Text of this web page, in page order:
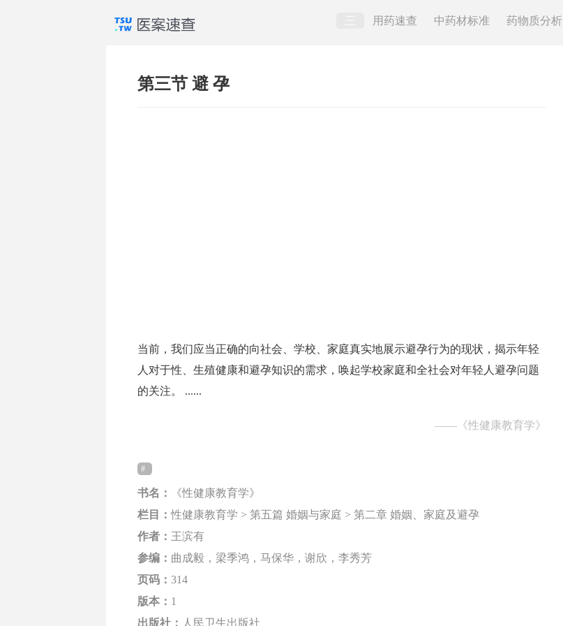
用药速查 中药材标准 药物质分析
第三节 避 孕
当前，我们应当正确的向社会、学校、家庭真实地展示避孕行为的现状，揭示年轻
人对于性、生殖健康和避孕知识的需求，唤起学校家庭和全社会对年轻人避孕问题
的关注。 ......
—— 《性健康教育学》
书名：
《性健康教育学》
栏目：性健康教育学 > 第五篇 婚姻与家庭 > 第二章 婚姻、家庭及避孕
作者： 王滨有
参编： 曲成毅，梁季鸿，马保华，谢欣，李秀芳
页码： 314
版本： 1
出版社： 人民卫生出版社